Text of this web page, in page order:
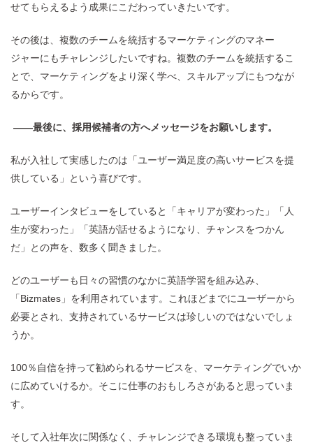
せてもらえるよう成果にこだわっていきたいです。
その後は、複数のチームを統括するマーケティングのマネー
ジャーにもチャレンジしたいですね。複数のチームを統括するこ
とで、マーケティングをより深く学べ、スキルアップにもつなが
るからです。
——最後に、採用候補者の方へメッセージをお願いします。
私が入社して実感したのは「ユーザー満足度の高いサービスを提
供している」という喜びです。
ユーザーインタビューをしていると「キャリアが変わった」「人
生が変わった」「英語が話せるようになり、チャンスをつかん
だ」との声を、数多く聞きました。
どのユーザーも日々の習慣のなかに英語学習を組み込み、
「Bizmates」を利用されています。これほどまでにユーザーから
必要とされ、支持されているサービスは珍しいのではないでしょ
うか。
100％自信を持って勧められるサービスを、マーケティングでいか
に広めていけるか。そこに仕事のおもしろさがあると思っていま
す。
そして入社年次に関係なく、チャレンジできる環境も整っていま